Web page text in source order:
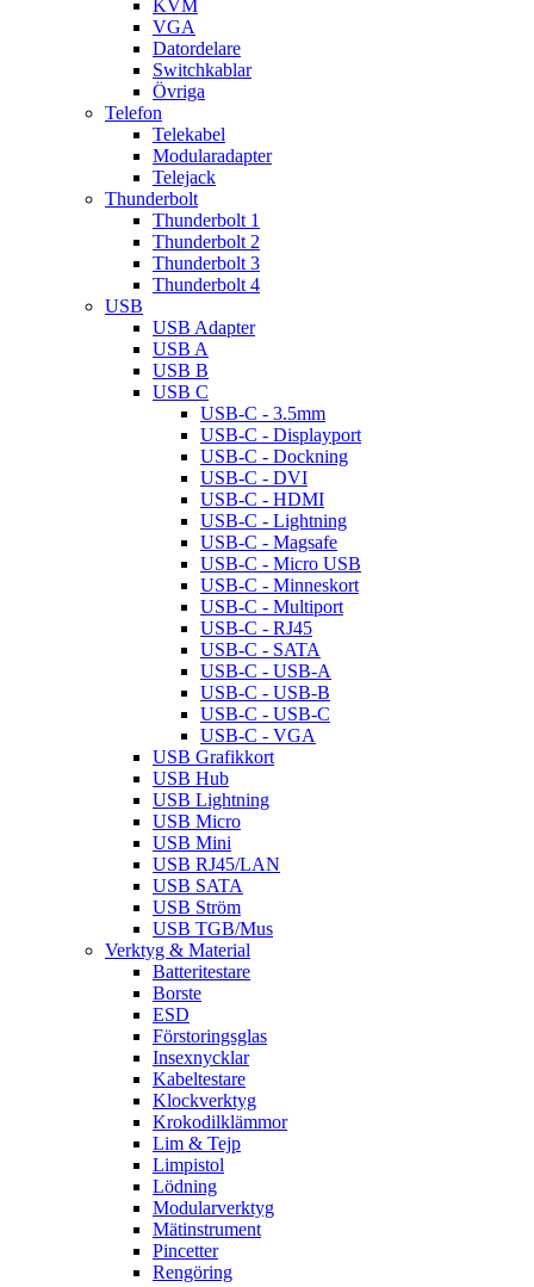
KVM
VGA
Datordelare
Switchkablar
Övriga
Telefon
Telekabel
Modularadapter
Telejack
Thunderbolt
Thunderbolt 1
Thunderbolt 2
Thunderbolt 3
Thunderbolt 4
USB
USB Adapter
USB A
USB B
USB C
USB-C - 3.5mm
USB-C - Displayport
USB-C - Dockning
USB-C - DVI
USB-C - HDMI
USB-C - Lightning
USB-C - Magsafe
USB-C - Micro USB
USB-C - Minneskort
USB-C - Multiport
USB-C - RJ45
USB-C - SATA
USB-C - USB-A
USB-C - USB-B
USB-C - USB-C
USB-C - VGA
USB Grafikkort
USB Hub
USB Lightning
USB Micro
USB Mini
USB RJ45/LAN
USB SATA
USB Ström
USB TGB/Mus
Verktyg & Material
Batteritestare
Borste
ESD
Förstoringsglas
Insexnycklar
Kabeltestare
Klockverktyg
Krokodilklämmor
Lim & Tejp
Limpistol
Lödning
Modularverktyg
Mätinstrument
Pincetter
Rengöring